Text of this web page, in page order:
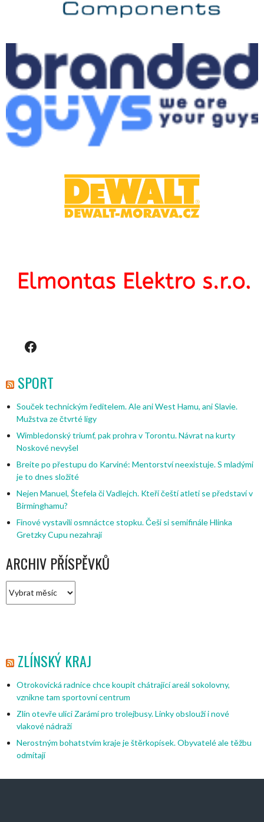
Facebook
SPORT
Souček technickým ředitelem. Ale ani West Hamu, ani Slavie.
Mužstva ze čtvrté ligy
Wimbledonský triumf, pak prohra v Torontu. Návrat na kurty
Noskové nevyšel
Breite po přestupu do Karviné: Mentorství neexistuje. S mladými
je to dnes složité
Nejen Manuel, Štefela či Vadlejch. Kteří čeští atleti se představí v
Birminghamu?
Finové vystavili osmnáctce stopku. Češi si semifinále Hlinka
Gretzky Cupu nezahrají
ARCHIV PŘÍSPĚVKŮ
příspěvků
ZLÍNSKÝ KRAJ
Otrokovická radnice chce koupit chátrající areál sokolovny,
vznikne tam sportovní centrum
Zlín otevře ulici Zarámí pro trolejbusy. Linky obslouží i nové
vlakové nádraží
Nerostným bohatstvím kraje je štěrkopísek. Obyvatelé ale těžbu
odmítají